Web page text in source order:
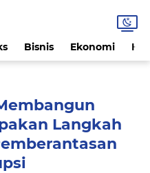
Bisnis Ekonomi
Langkah